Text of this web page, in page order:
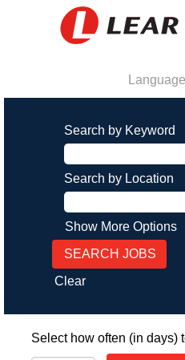
Language
Search by Keyword
Search by Location
Show More Options
Clear
Select how often (in days)